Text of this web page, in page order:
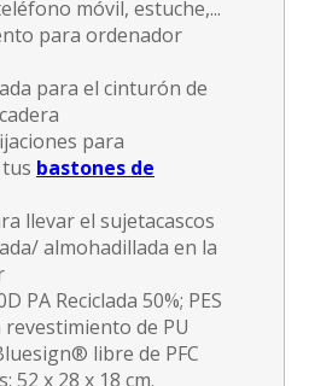
móvil, estuche,...
para ordenador
para el cinturón de
para
bastones de
llevar el sujetacascos
almohadillada en la
PA Reciclada 50%; PES
revestimiento de PU
libre de PFC
52 x 28 x 18 cm.